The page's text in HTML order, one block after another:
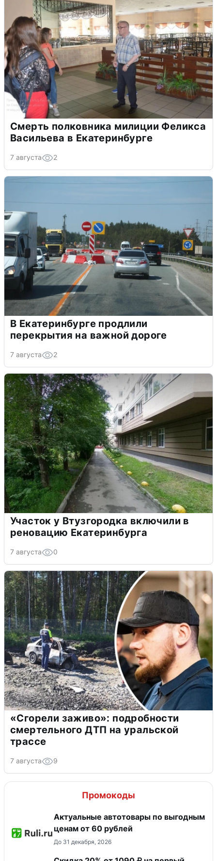
Смерть полковника милиции Феликса
Васильева в Екатеринбурге
7 августа 2
В Екатеринбурге продлили
перекрытия на важной дороге
7 августа 2
Участок у Втузгородка включили в
реновацию Екатеринбурга
7 августа 0
«Сгорели заживо»: подробности
смертельного ДТП на уральской
трассе
7 августа 9
Промокоды
Актуальные автотовары по выгодным
ценам от 60 рублей
До 31 декабря, 2026